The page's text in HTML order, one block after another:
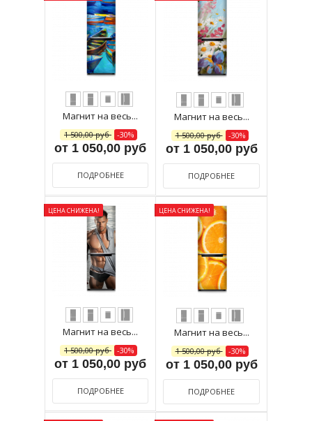
Магнит на весь...
1 500,00 руб -30%
от 1 050,00 руб
ПОДРОБНЕЕ
Магнит на весь...
1 500,00 руб -30%
от 1 050,00 руб
ПОДРОБНЕЕ
ЦЕНА СНИЖЕНА!
Магнит на весь...
1 500,00 руб -30%
от 1 050,00 руб
ПОДРОБНЕЕ
ЦЕНА СНИЖЕНА!
Магнит на весь...
1 500,00 руб -30%
от 1 050,00 руб
ПОДРОБНЕЕ